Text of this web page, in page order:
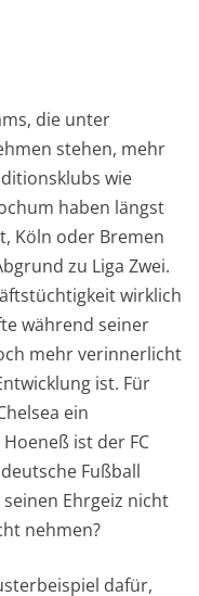
die unter
stehen, mehr
wie
haben längst
Köln oder Bremen
zu Liga Zwei.
wirklich
während seiner
mehr verinnerlicht
ist. Für
ein
ist der FC
Fußball
Ehrgeiz nicht
nehmen?
dafür,